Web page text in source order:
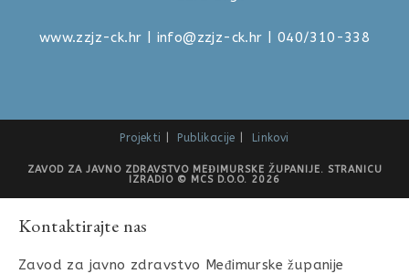
www.zzjz-ck.hr info@zzjz-ck.hr | 040/310-338
Projekti Publikacije Linkovi
ZAVOD ZA JAVNO ZDRAVSTVO MEĐIMURSKE ŽUPANIJE. STRANICU
IZRADIO © MCS D.O.O. 2026
Kontaktirajte nas
Zavod za javno zdravstvo Međimurske županije